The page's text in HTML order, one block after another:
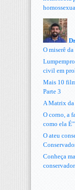
O miserê
civil em
Mais 10
Parte 3
A Matrix
O corno, a
como ela É”
O ateu
Conheça